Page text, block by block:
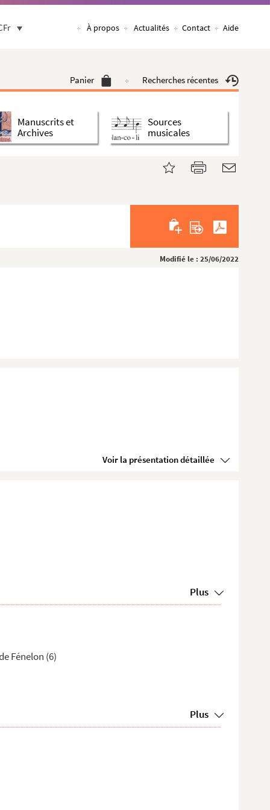
À propos Actualités Contact Aide
Panier Recherches récentes
Manuscrits et
Archives
Sources
musicales
Modifié le : 25/06/2022
Voir la présentation détaillée
Plus
Fénelon (6)
Plus